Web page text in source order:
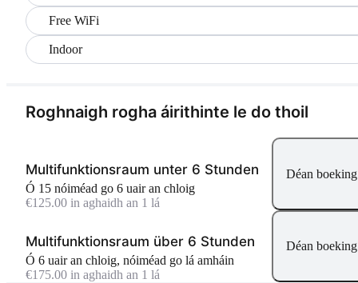
Free WiFi
Indoor
Roghnaigh rogha áirithinte le do thoil
Multifunktionsraum unter 6 Stunden
Ó 15 nóiméad go 6 uair an chloig
€125.00 in aghaidh an 1 lá
Déan
Multifunktionsraum über 6 Stunden
Ó 6 uair an chloig, nóiméad go lá amháin
€175.00 in aghaidh an 1 lá
Déan